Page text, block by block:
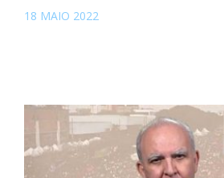
18 MAIO 2022